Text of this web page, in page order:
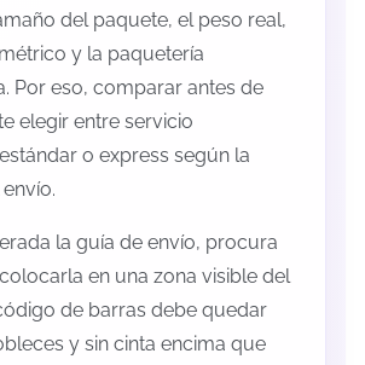
del paquete, el peso real,
y la paquetería
Por eso, comparar antes de
elegir entre servicio
o express según la
la guía de envío, procura
en una zona visible del
de barras debe quedar
y sin cinta encima que